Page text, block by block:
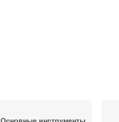
Основные инструменты